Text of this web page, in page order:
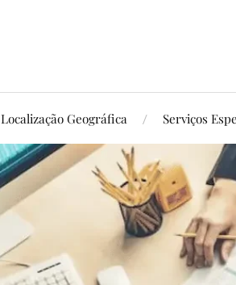
Localização Geográfica Serviços